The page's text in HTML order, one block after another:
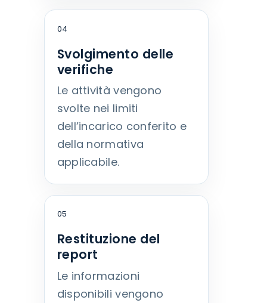
04
Svolgimento delle
verifiche
Le attività vengono
svolte nei limiti
dell’incarico conferito e
della normativa
applicabile.
05
Restituzione del
report
Le informazioni
disponibili vengono